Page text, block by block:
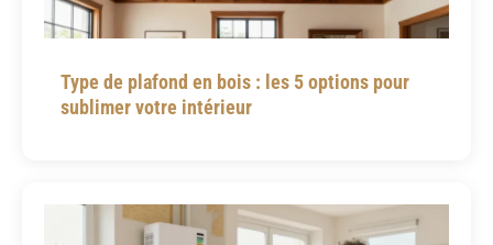
Type de plafond en bois : les 5 options pour
sublimer votre intérieur